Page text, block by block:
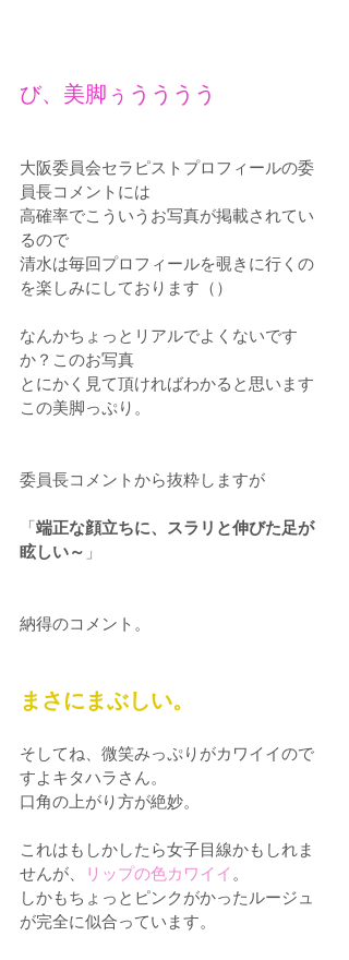
び、美脚ぅうううう
大阪委員会セラピストプロフィールの委
員長コメントには
高確率でこういうお写真が掲載されてい
るので
清水は毎回プロフィールを覗きに行くの
を楽しみにしております（）
なんかちょっとリアルでよくないです
か？このお写真
とにかく見て頂ければわかると思います
この美脚っぷり。
委員長コメントから抜粋しますが
「 端正な顔立ちに、スラリと伸びた足が
眩しい～ 」
納得のコメント。
まさにまぶしい。
そしてね、微笑みっぷりがカワイイので
すよキタハラさん。
口角の上がり方が絶妙。
これはもしかしたら女子目線かもしれま
せんが、
リップの色カワイイ 。
しかもちょっとピンクがかったルージュ
が完全に似合っています。